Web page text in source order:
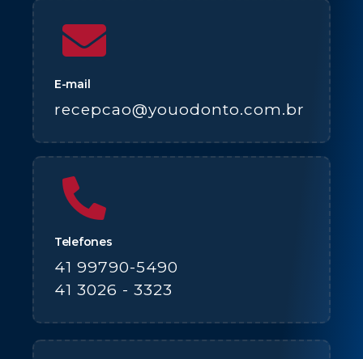
E-mail
recepcao@youodonto.com.br
Telefones
41 99790-5490
41 3026 - 3323